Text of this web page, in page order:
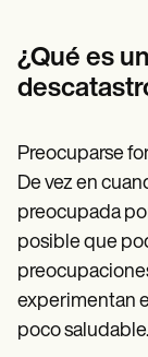
Demos
Training Hub
Webinars
Pricing
Why Carepatron?
Get started
¿Qué es
Preocuparse
De vez en
preocupada
posible que
experimentan
poco saludable.